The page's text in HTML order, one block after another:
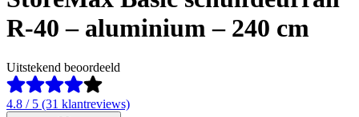
R-40 – aluminium – 240 cm
Uitstekend beoordeeld
4.8 / 5 (31 klantreviews)